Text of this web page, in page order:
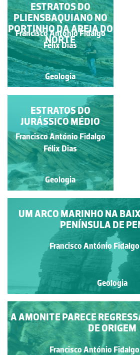
DACTYLIOCERAS
SEMICELATUM
Francisco António Fidalgo
Félix Dias
Geologia
ESTRATOS DO
PLIENSBAQUIANO NO
PORTINHO DA AREIA DO
NORTE
Francisco António Fidalgo
Félix Dias
Geologia
CURVAS
SEDIMENTARES
Nuno Lamas de Almeida
Pimentel
Geologia
UM ARCO MARINHO NA
PENÍNSULA DE
Francisco António
Geologia
A AMONITE PARECE
DE ORIGEM
Francisco António
ESTRATOS DO
JURÁSSICO MÉDIO
Francisco António Fidalgo
Félix Dias
Geologia